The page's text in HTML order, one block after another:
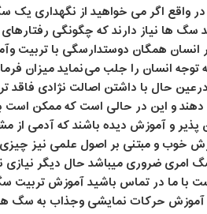
واقع اگر می خواهید از نگهداری یک
سگ ها نیاز دارند که چگونگی
انسان همگان دوستدارسگی با تربیت
توجه انسان را جلب مینماید میزان
حال با داشتن اصالت نژادی فاقد
و این در حالی است که ممکن
پذیر و آموزش دیده باشند که آدمی از
خوب و مبتنی بر اصول علمی نیز
امری ضروری میباشد حال دیگر
با ما در تماس باشید آموزش
آموزش حرکات نمایشی وجذاب به سگ